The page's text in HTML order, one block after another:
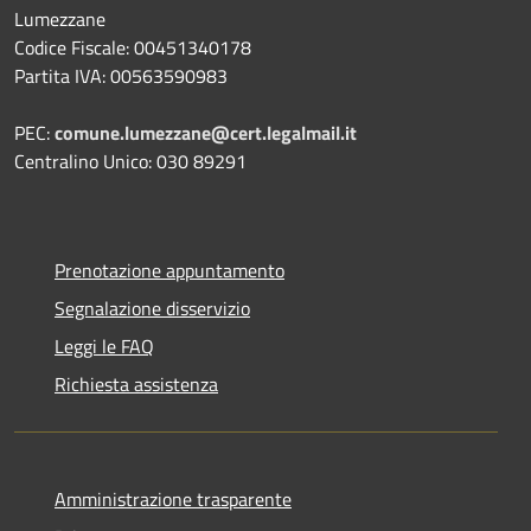
Lumezzane
Codice Fiscale: 00451340178
Partita IVA: 00563590983
PEC:comune.lumezzane@cert.legalmail.it
Centralino Unico: 030 89291
Prenotazione appuntamento
Segnalazione disservizio
Leggi le FAQ
Richiesta assistenza
Amministrazione trasparente